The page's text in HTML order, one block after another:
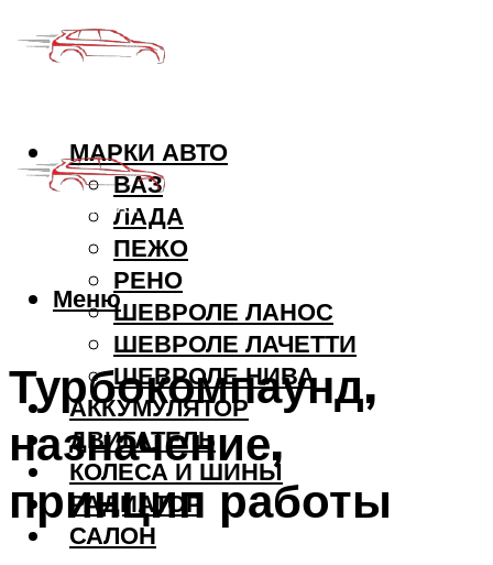
МАРКИ АВТО
ВАЗ
ЛАДА
ПЕЖО
РЕНО
ШЕВРОЛЕ ЛАНОС
ШЕВРОЛЕ ЛАЧЕТТИ
ШЕВРОЛЕ НИВА
АККУМУЛЯТОР
ДВИГАТЕЛЬ
КОЛЕСА И ШИНЫ
РАДИАТОР
САЛОН
Меню
Турбокомпаунд,
назначение,
принцип работы